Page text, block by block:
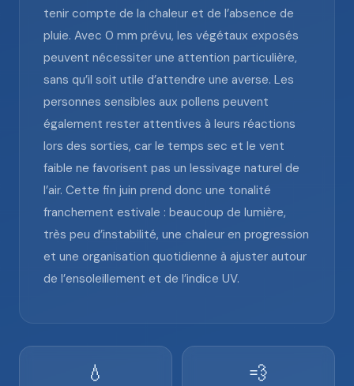
tenir compte de la chaleur et de l’absence de
pluie. Avec 0 mm prévu, les végétaux exposés
peuvent nécessiter une attention particulière,
sans qu’il soit utile d’attendre une averse. Les
personnes sensibles aux pollens peuvent
également rester attentives à leurs réactions
lors des sorties, car le temps sec et le vent
faible ne favorisent pas un lessivage naturel de
l’air. Cette fin juin prend donc une tonalité
franchement estivale : beaucoup de lumière,
très peu d’instabilité, une chaleur en progression
et une organisation quotidienne à ajuster autour
de l’ensoleillement et de l’indice UV.
💧 💨